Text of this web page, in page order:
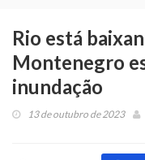
Rio está
Montenegro
inundação
13 de outubro de 2023